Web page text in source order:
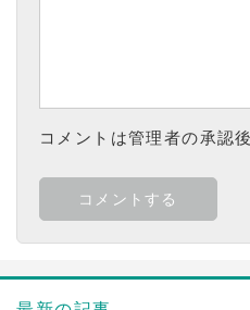
コメントは管理者の承認